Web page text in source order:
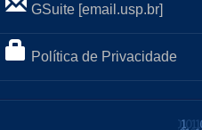
GSuite [email.usp.br]
Política de Privacidade